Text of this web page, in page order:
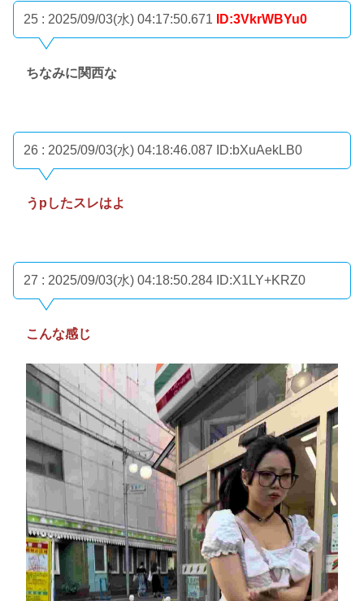
25 : 2025/09/03(水) 04:17:50.671 ID:3VkrWBYu0
ちなみに関西な
26 : 2025/09/03(水) 04:18:46.087 ID:bXuAekLB0
うpしたスレはよ
27 : 2025/09/03(水) 04:18:50.284 ID:X1LY+KRZ0
こんな感じ